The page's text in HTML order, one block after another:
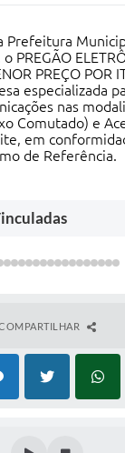
Prefeitura
PREGÃO
PREÇO POR
especializada
nas
Comutado) e
em
de Referência.